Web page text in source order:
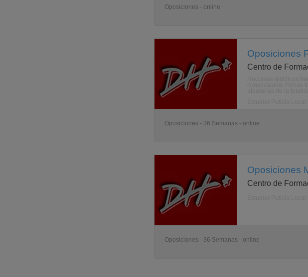
Oposiciones - online
Oposiciones
Centro de
Oposiciones - 36 Semanas - online
Oposiciones
Centro de
Oposiciones - 36 Semanas - online